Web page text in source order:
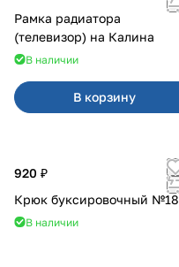
Рамка радиатора
(телевизор) на Калина
В наличии
В корзину
920 ₽
Крюк буксировочный №18
В наличии